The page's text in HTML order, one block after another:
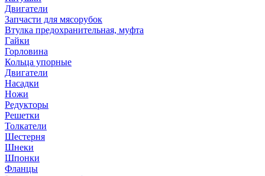
Двигатели
Запчасти для мясорубок
Втулка предохранительная, муфта
Гайки
Горловина
Кольца упорные
Двигатели
Насадки
Ножи
Редукторы
Решетки
Толкатели
Шестерня
Шнеки
Шпонки
Фланцы